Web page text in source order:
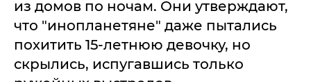
из домов по ночам. Они утверждают,
что "инопланетяне" даже пытались
похитить 15-летнюю девочку, но
скрылись, испугавшись только